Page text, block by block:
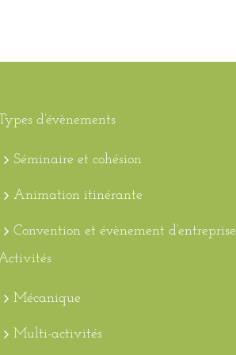
d’évènements
Séminaire et cohésion
Animation itinérante
Convention et évènement d’entreprise
Mécanique
Multi-activités